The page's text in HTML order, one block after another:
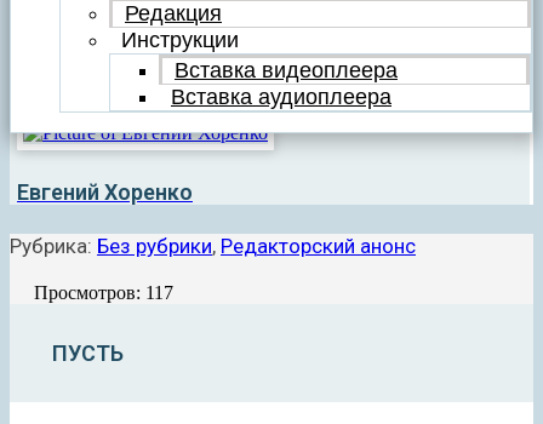
Редакция
Инструкции
Вставка видеоплеера
Вставка аудиоплеера
Евгений Хоренко
Рубрика: Без рубрики, Редакторский анонс
Просмотров: 117
ПУСТЬ